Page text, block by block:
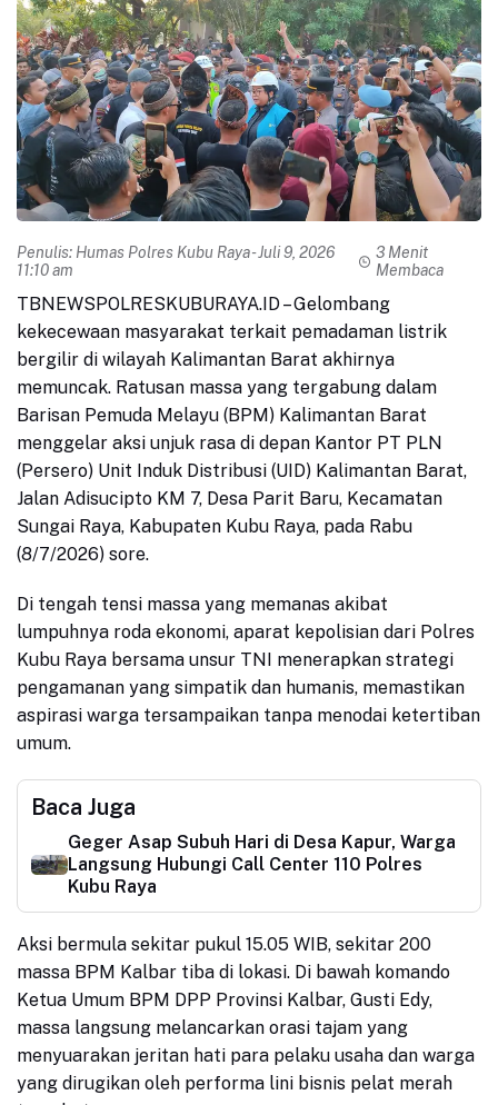
Penulis: Humas Polres Kubu Raya- Juli 9, 2026
11:10 am
3 Menit
Membaca
TBNEWSPOLRESKUBURAYA.ID – Gelombang
kekecewaan masyarakat terkait pemadaman listrik
bergilir di wilayah Kalimantan Barat akhirnya
memuncak. Ratusan massa yang tergabung dalam
Barisan Pemuda Melayu (BPM) Kalimantan Barat
menggelar aksi unjuk rasa di depan Kantor PT PLN
(Persero) Unit Induk Distribusi (UID) Kalimantan Barat,
Jalan Adisucipto KM 7, Desa Parit Baru, Kecamatan
Sungai Raya, Kabupaten Kubu Raya, pada Rabu
(8/7/2026) sore.
Di tengah tensi massa yang memanas akibat
lumpuhnya roda ekonomi, aparat kepolisian dari Polres
Kubu Raya bersama unsur TNI menerapkan strategi
pengamanan yang simpatik dan humanis, memastikan
aspirasi warga tersampaikan tanpa menodai ketertiban
umum.
Baca Juga
Geger Asap Subuh Hari di Desa Kapur, Warga
Langsung Hubungi Call Center 110 Polres
Kubu Raya
Aksi bermula sekitar pukul 15.05 WIB, sekitar 200
massa BPM Kalbar tiba di lokasi. Di bawah komando
Ketua Umum BPM DPP Provinsi Kalbar, Gusti Edy,
massa langsung melancarkan orasi tajam yang
menyuarakan jeritan hati para pelaku usaha dan warga
yang dirugikan oleh performa lini bisnis pelat merah